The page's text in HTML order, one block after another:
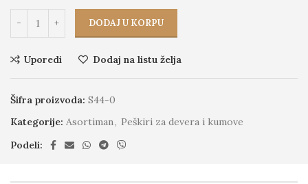
DODAJ U KORPU
Uporedi Dodaj na listu želja
Šifra proizvoda: S44-0
Kategorije: Asortiman, Peškiri za devera i kumove
Podeli: